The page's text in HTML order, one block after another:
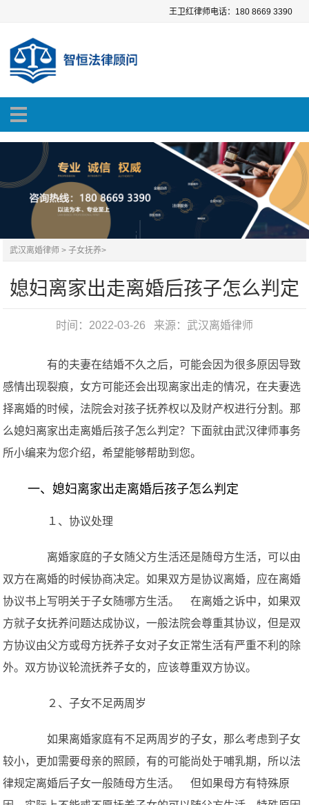
王卫红律师电话：180 8669 3390
武汉离婚律师 >子女抚养>
媳妇离家出走离婚后孩子怎么判定
时间：2022-03-26 来源： 武汉离婚律师
有的夫妻在结婚不久之后，可能会因为很多原因导致
感情出现裂痕，女方可能还会出现离家出走的情况，在夫妻选
择离婚的时候，法院会对孩子抚养权以及财产权进行分割。那
么媳妇离家出走离婚后孩子怎么判定？下面就由武汉律师事务
所小编来为您介绍，希望能够帮助到您。
一、媳妇离家出走离婚后孩子怎么判定
１、协议处理
离婚家庭的子女随父方生活还是随母方生活，可以由
双方在离婚的时候协商决定。如果双方是协议离婚，应在离婚
协议书上写明关于子女随哪方生活。 在离婚之诉中，如果双
方就子女抚养问题达成协议，一般法院会尊重其协议，但是双
方协议由父方或母方抚养子女对子女正常生活有严重不利的除
外。双方协议轮流抚养子女的，应该尊重双方协议。
２、子女不足两周岁
如果离婚家庭有不足两周岁的子女，那么考虑到子女
较小，更加需要母亲的照顾，有的可能尚处于哺乳期，所以法
律规定离婚后子女一般随母方生活。 但如果母方有特殊原